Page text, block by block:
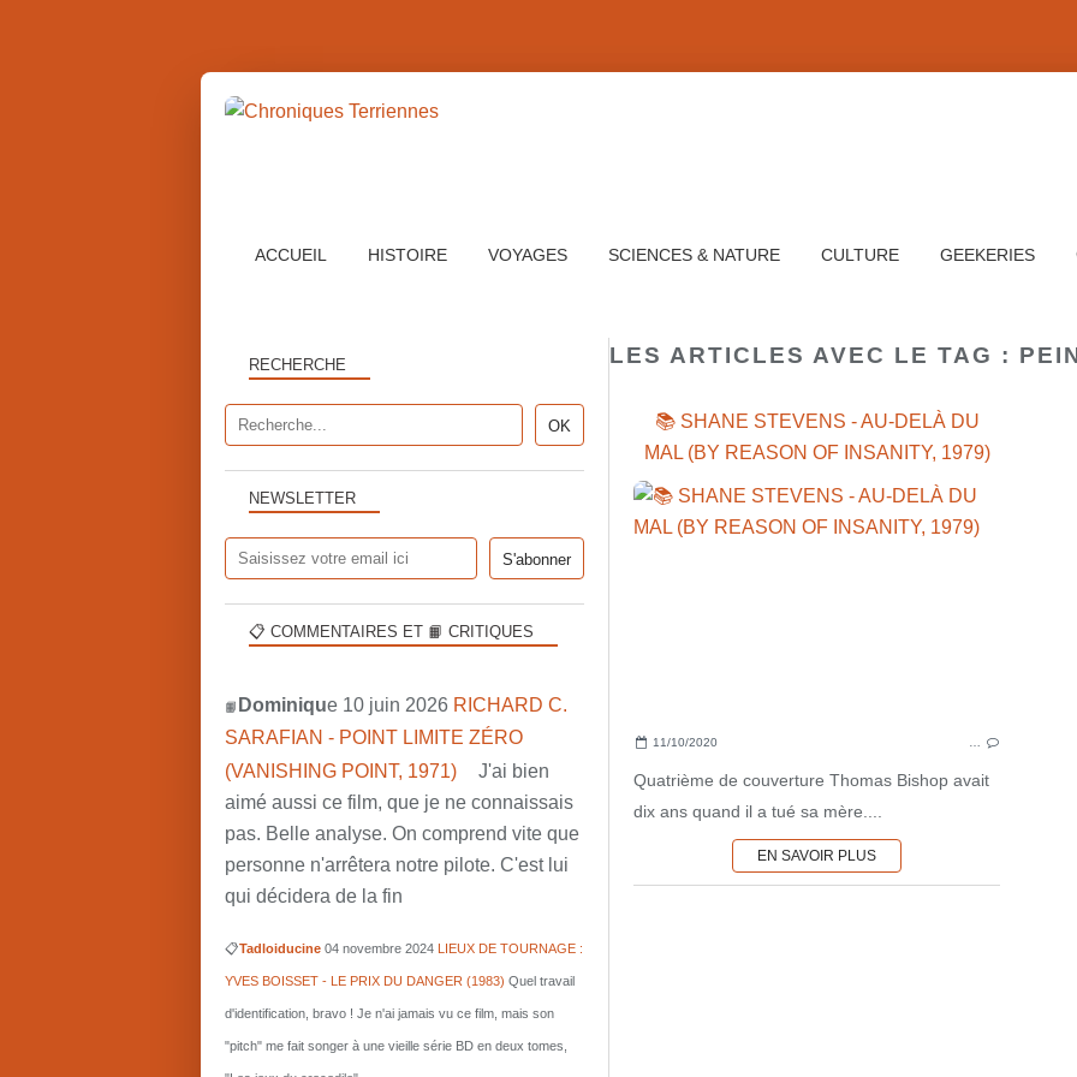
ACCUEIL HISTOIRE VOYAGES SCIENCES & NATURE CULTURE GEEKERIES
LES ARTICLES AVEC LE TAG :
📚 SHANE STEVENS - AU-DELÀ DU
MAL (BY REASON OF INSANITY, 1979)
11/10/2020
Quatrième de couverture Thomas Bishop avait
dix ans quand il a tué sa mère....
EN SAVOIR PLUS
NEWSLETTER
RECHERCHE
📋 COMMENTAIRES ET 📙 CRITIQUES
📙 Dominique 10 juin 2026 RICHARD C.
SARAFIAN - POINT LIMITE ZÉRO
(VANISHING POINT, 1971)
J'ai bien
aimé aussi ce film, que je ne connaissais
pas. Belle analyse. On comprend vite que
personne n'arrêtera notre pilote. C'est lui
qui décidera de la fin
📋Tadloiducine 04 novembre 2024 LIEUX DE TOURNAGE :
YVES BOISSET - LE PRIX DU DANGER (1983) Quel travail
d'identification, bravo ! Je n'ai jamais vu ce film, mais son
"pitch" me fait songer à une vieille série BD en deux tomes,